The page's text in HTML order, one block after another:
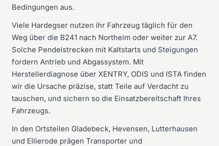
Bedingungen aus.
Viele Hardegser nutzen ihr Fahrzeug täglich für den
Weg über die B241 nach Northeim oder weiter zur A7.
Solche Pendelstrecken mit Kaltstarts und Steigungen
fordern Antrieb und Abgassystem. Mit
Herstellerdiagnose über XENTRY, ODIS und ISTA finden
wir die Ursache präzise, statt Teile auf Verdacht zu
tauschen, und sichern so die Einsatzbereitschaft Ihres
Fahrzeugs.
In den Ortsteilen Gladebeck, Hevensen, Lutterhausen
und Ellierode prägen Transporter und